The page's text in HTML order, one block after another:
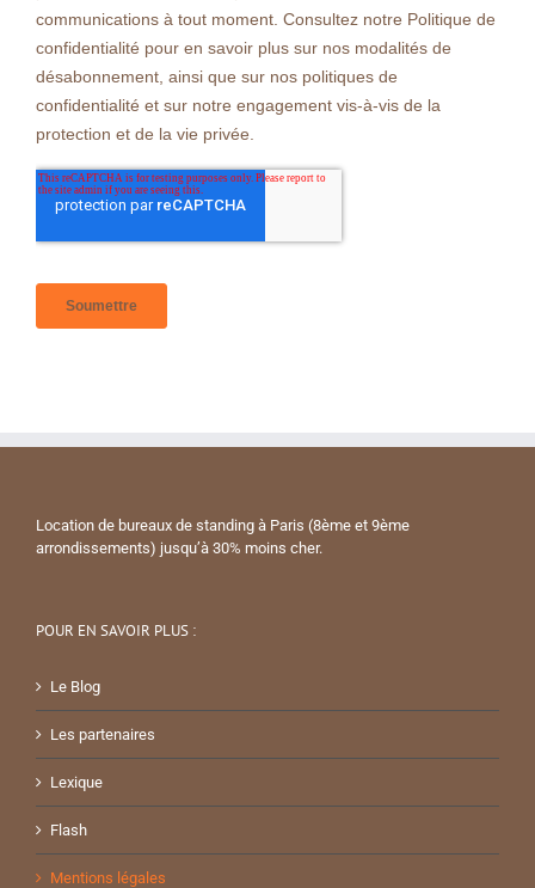
Location de bureaux de standing à Paris (8ème et 9ème
arrondissements) jusqu’à 30% moins cher.
POUR EN SAVOIR PLUS :
Le Blog
Les partenaires
Lexique
Flash
Mentions légales